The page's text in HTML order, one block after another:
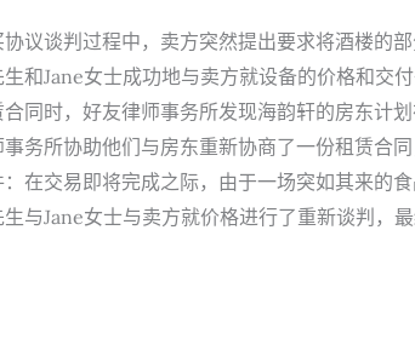
议谈判过程中，卖方突然提出要求将酒楼的
和Jane女士成功地与卖方就设备的价格和交
同时，好友律师事务所发现海韵轩的房东计
务所协助他们与房东重新协商了一份租赁合
在交易即将完成之际，由于一场突如其来的
与Jane女士与卖方就价格进行了重新谈判，